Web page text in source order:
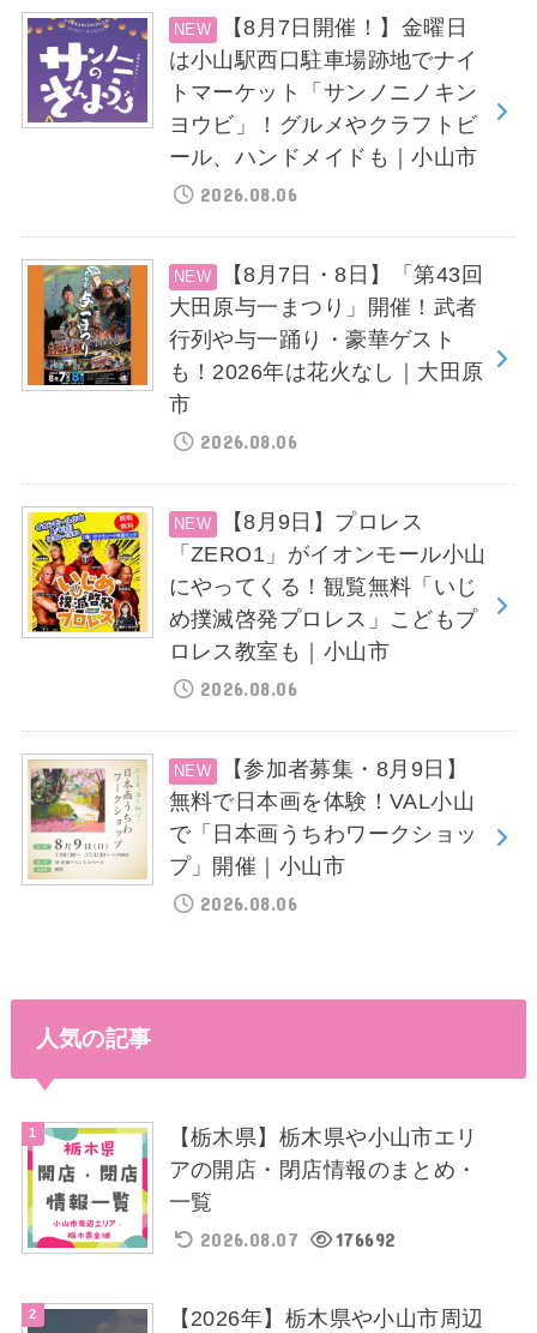
【8月7日開催！】金曜日
は小山駅西口駐車場跡地でナイ
トマーケット「サンノニノキン
ヨウビ」！グルメやクラフトビ
ール、ハンドメイドも｜小山市
2026.08.06
【8月7日・8日】「第43回
大田原与一まつり」開催！武者
行列や与一踊り・豪華ゲスト
も！2026年は花火なし｜大田原
市
2026.08.06
【8月9日】プロレス
「ZERO1」がイオンモール小山
にやってくる！観覧無料「いじ
め撲滅啓発プロレス」こどもプ
ロレス教室も｜小山市
2026.08.06
【参加者募集・8月9日】
無料で日本画を体験！VAL小山
で「日本画うちわワークショッ
プ」開催｜小山市
2026.08.06
人気の記事
【栃木県】栃木県や小山市エリ
アの開店・閉店情報のまとめ・
一覧
2026.08.07 176692
【2026年】栃木県や小山市周辺